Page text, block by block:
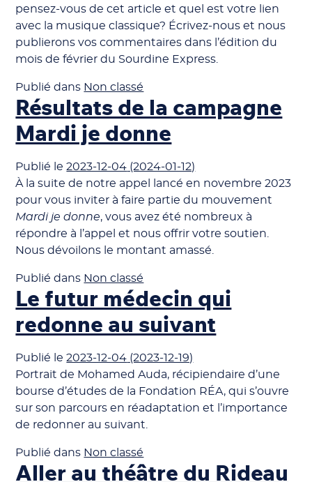
pensez-vous de cet article et quel est votre lien
avec la musique classique? Écrivez-nous et nous
publierons vos commentaires dans l’édition du
mois de février du Sourdine Express.
Publié dans Non classé
Résultats de la campagne
Mardi je donne
Publié le2023-12-04 (2024-01-12)
À la suite de notre appel lancé en novembre 2023
pour vous inviter à faire partie du mouvement
Mardi je donne, vous avez été nombreux à
répondre à l’appel et nous offrir votre soutien.
Nous dévoilons le montant amassé.
Publié dans Non classé
Le futur médecin qui
redonne au suivant
Publié le2023-12-04 (2023-12-19)
Portrait de Mohamed Auda, récipiendaire d’une
bourse d’études de la Fondation RÉA, qui s’ouvre
sur son parcours en réadaptation et l’importance
de redonner au suivant.
Publié dans Non classé
Aller au théâtre du Rideau